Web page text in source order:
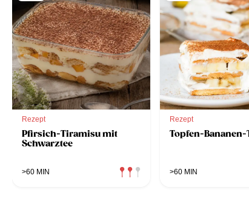
Rezept
Pfirsich-Tiramisu mit
Schwarztee
>60 MIN
Rezept
Topfen-
>60 MIN